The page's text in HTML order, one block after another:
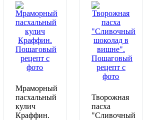
Мраморный
пасхальный
кулич
Краффин.
Творожная
пасха
"Сливочный